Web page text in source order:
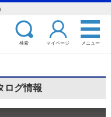
検索 マイページ メニュー
ログ情報